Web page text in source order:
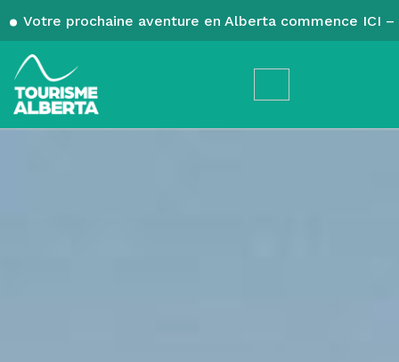
Votre prochaine aventure en Alberta commence ICI